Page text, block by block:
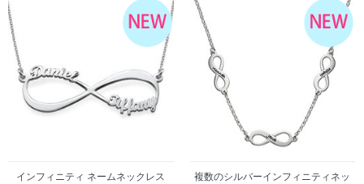
インフィニティ ネームネックレス
複数のシルバーインフィニティネッ